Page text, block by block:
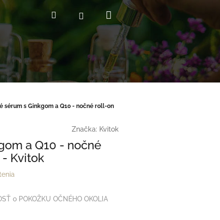
HľadaťPrihlásenieNákupný
košík
sérum s Ginkgom a Q10 - nočné roll-on
Značka: Kvitok
a Q10 - nočné
Kvitok
o POKOŽKU OČNÉHO OKOLIA